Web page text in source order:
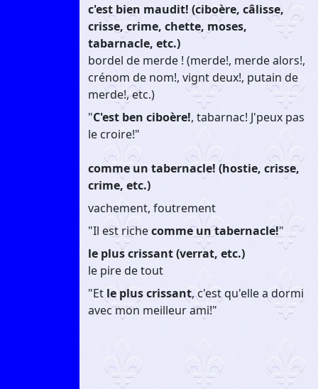
c'est bien maudit! (ciboère, câlisse,
crisse, crime, chette, moses,
tabarnacle, etc.)
bordel de merde ! (merde!, merde alors!,
crénom de nom!, vignt deux!, putain de
merde!, etc.)
"C'est ben ciboère!, tabarnac! J'peux pas
le croire!"
comme un tabernacle! (hostie, crisse,
crime, etc.)
vachement, foutrement
"Il est richecomme un tabernacle!"
le plus crissant (verrat, etc.)
le pire de tout
"Et le plus crissant, c'est qu'elle a dormi
avec mon meilleur ami!"